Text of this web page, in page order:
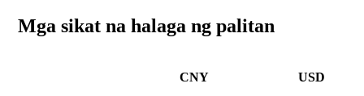
Mga sikat na halaga ng palitan
CNY USD